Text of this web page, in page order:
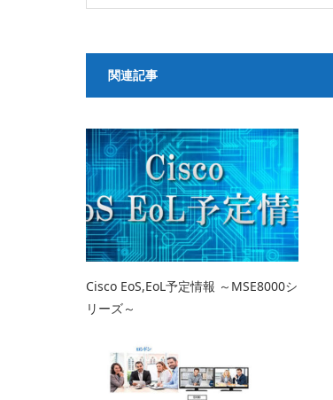
関連記事
Cisco EoS,EoL予定情報 ～MSE8000シ
リーズ～